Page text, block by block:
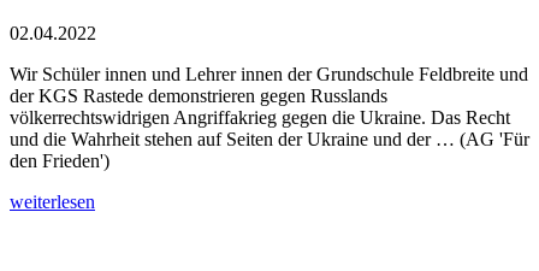
02.04.2022
Wir Schüler innen und Lehrer innen der Grundschule Feldbreite und
der KGS Rastede demonstrieren gegen Russlands
völkerrechtswidrigen Angriffakrieg gegen die Ukraine. Das Recht
und die Wahrheit stehen auf Seiten der Ukraine und der … (AG 'Für
den Frieden')
weiterlesen